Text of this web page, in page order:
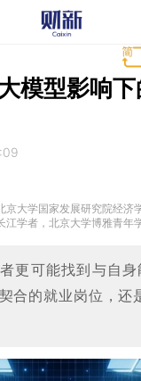
模型影响
京大学国家发展研究院经济
江学者，北京大学博雅青年
民的社会经济影响、流动人
异，以及新冠疫情防控的健
Journal, Nature:Human Behavio
等国内外顶级期刊，并主持
更可能找到与自
合的就业岗位，还